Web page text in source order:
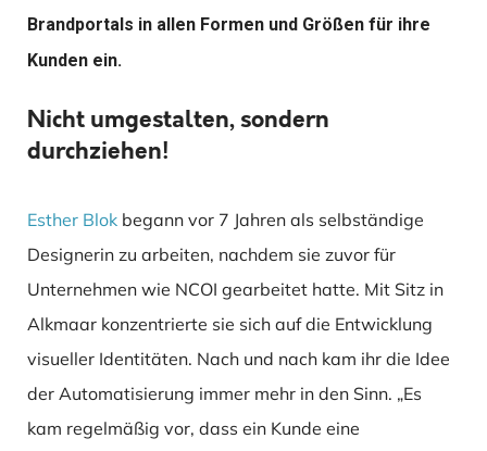
Brandportals in allen Formen und Größen für ihre
Kunden ein.
Nicht umgestalten, sondern
durchziehen!
Esther Blok begann vor 7 Jahren als selbständige
Designerin zu arbeiten, nachdem sie zuvor für
Unternehmen wie NCOI gearbeitet hatte. Mit Sitz in
Alkmaar konzentrierte sie sich auf die Entwicklung
visueller Identitäten. Nach und nach kam ihr die Idee
der Automatisierung immer mehr in den Sinn. „Es
kam regelmäßig vor, dass ein Kunde eine